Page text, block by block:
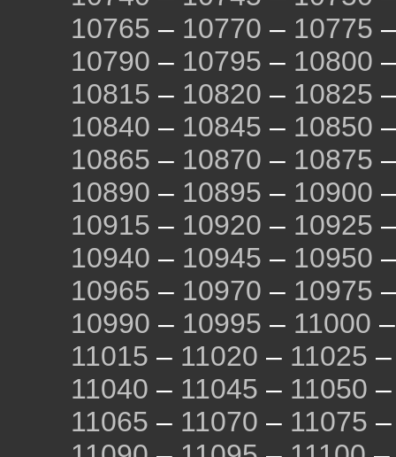
10765 – 10770 – 10775
10790 – 10795 – 10800
10815 – 10820 – 10825
10840 – 10845 – 10850
10865 – 10870 – 10875
10890 – 10895 – 10900
10915 – 10920 – 10925
10940 – 10945 – 10950
10965 – 10970 – 10975
10990 – 10995 – 11000
11015 – 11020 – 11025
11040 – 11045 – 11050
11065 – 11070 – 11075